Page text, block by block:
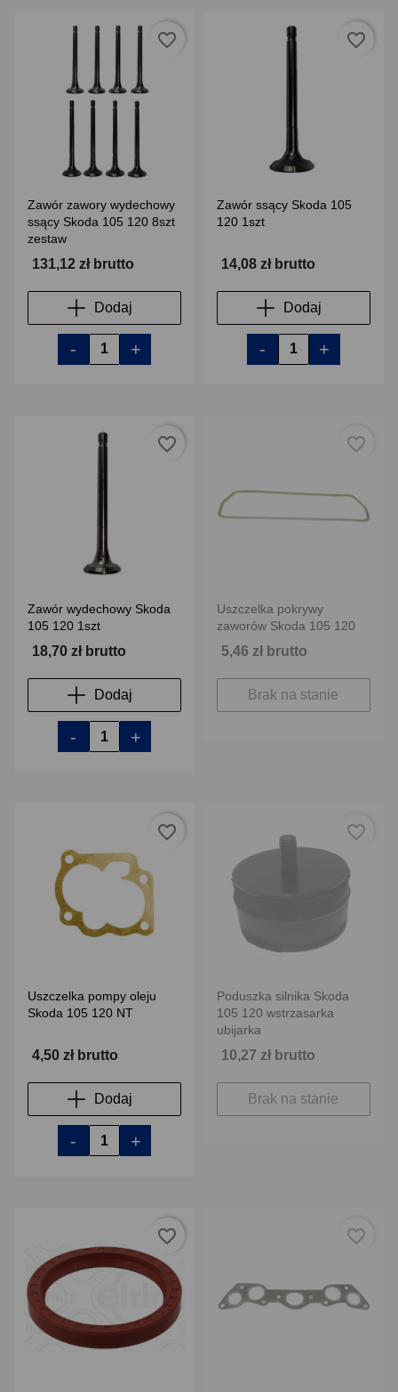
Zawór zawory wydechowy
ssący Skoda 105 120 8szt
zestaw
131,12 zł brutto
Dodaj
- +
favorite_border
Zawór ssący Skoda 105
120 1szt
14,08 zł brutto
Dodaj
- +
favorite_border
Zawór wydechowy Skoda
105 120 1szt
18,70 zł brutto
Dodaj
- +
favorite_border
Uszczelka pokrywy
zaworów Skoda 105 120
5,46 zł brutto
Brak na stanie
favorite_border
Uszczelka pompy oleju
Skoda 105 120 NT
4,50 zł brutto
Dodaj
- +
favorite_border
Poduszka silnika Skoda
105 120 wstrzasarka
ubijarka
10,27 zł brutto
Brak na stanie
favorite_border
favorite_border favorite_border